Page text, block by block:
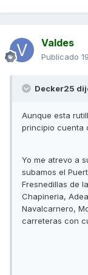
Valdes
Publicado
Decker25
Aunque esta
principio cuenta
Yo me atrevo a
subamos el
Fresnedillas de
Chapineria,
Navalcarnero,
carreteras con